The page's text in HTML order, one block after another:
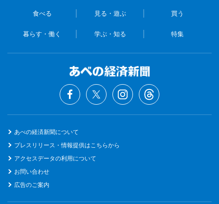
食べる 見る・遊ぶ 買う
暮らす・働く 学ぶ・知る 特集
あべの経済新聞について
プレスリリース・情報提供はこちらから
アクセスデータの利用について
お問い合わせ
広告のご案内